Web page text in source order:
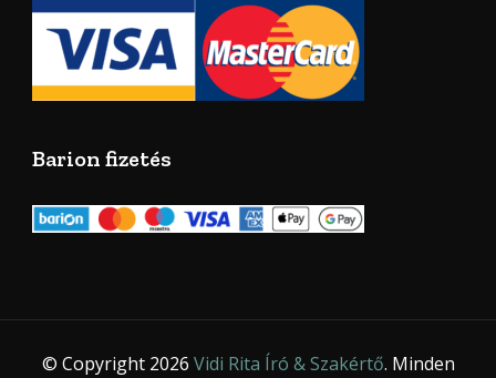
Barion fizetés
© Copyright 2026 Vidi Rita Író & Szakértő. Minden